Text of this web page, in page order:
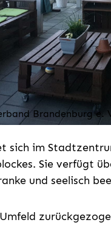
Brandenburg e.
sich im
Sie verfügt
und seelisch